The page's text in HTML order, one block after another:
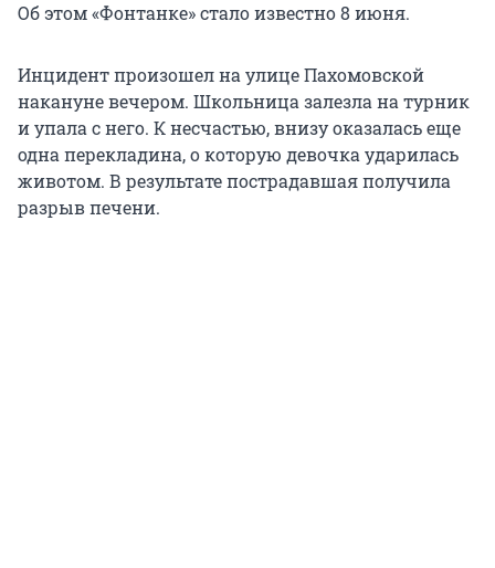
Об этом «Фонтанке» стало известно8 июня.
Инцидент произошел на улице Пахомовской
накануне вечером. Школьница залезла на турник
и упала с него. К несчастью, внизу оказалась еще
одна перекладина, о которую девочка ударилась
животом. В результате пострадавшая получила
разрыв печени.